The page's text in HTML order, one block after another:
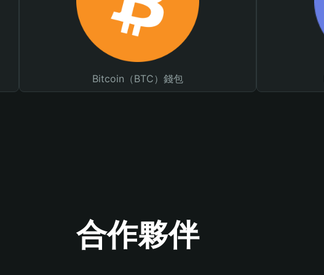
Bitcoin（BTC）錢包
合作夥伴